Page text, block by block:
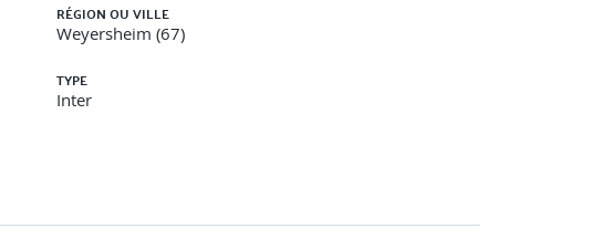
travaux en zone d'opérations amiante
RÉGION OU VILLE
Weyersheim (67)
TYPE
Inter